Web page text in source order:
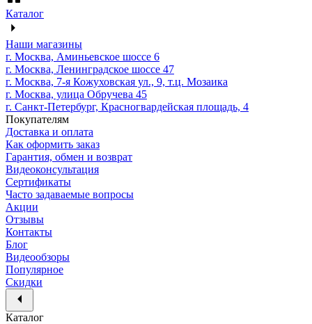
Каталог
Наши магазины
г. Москва, Аминьевское шоссе 6
г. Москва, Ленинградское шоссе 47
г. Москва, 7-я Кожуховская ул., 9, т.ц. Мозаика
г. Москва, улица Обручева 45
г. Санкт-Петербург, Красногвардейская площадь, 4
Покупателям
Доставка и оплата
Как оформить заказ
Гарантия, обмен и возврат
Видеоконсультация
Сертификаты
Часто задаваемые вопросы
Акции
Отзывы
Контакты
Блог
Видеообзоры
Популярное
Скидки
Каталог